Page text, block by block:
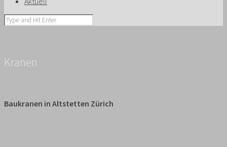
Kranen
Baukranen in Altstetten Zürich